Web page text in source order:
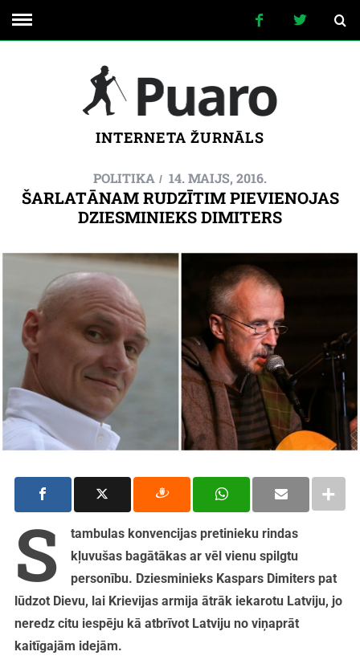
INTERNETA ŽURNĀLS
POLITIKA 14. MAIJS, 2016.
ŠARLATĀNAM RUDZĪTIM PIEVIENOJAS
DZIESMINIEKS DIMITERS
S
tambulas konvencijas pretinieku rindas
kļuvušas bagātākas ar vēl vienu spilgtu
personību. Dziesminieks Kaspars Dimiters pat
lūdzot Dievu, lai Krievijas armija ātrāk iekarotu Latviju, jo
neredz citu iespēju kā atbrīvot Latviju no viņaprāt
kaitīgajām idejām.